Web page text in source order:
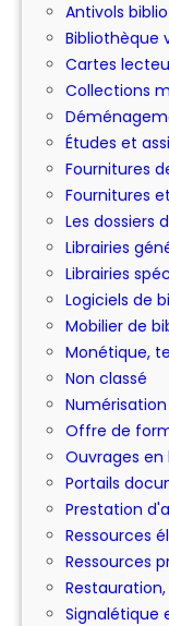
Antivols
Bibliothèque
Cartes
Collections
Études et
Fournitures
Fournitures
Les dossiers
Librairies
Librairies
Logiciels de
Mobilier de
Monétique,
Non classé
Offre de
Ouvrages
Portails
Prestation
Ressources
Ressources
Signalétique